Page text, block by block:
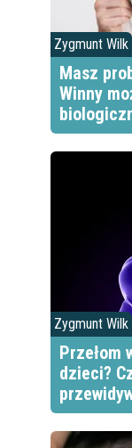
Zygmunt Wilk
Masz
Winny
Zygmunt Wilk
Przełom
dzieci?